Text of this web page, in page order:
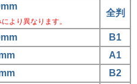
より異なります。
全判
B1
A1
B2